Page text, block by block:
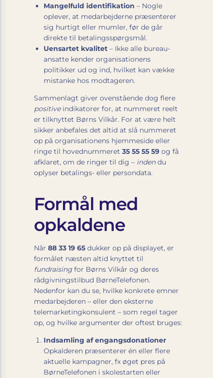
Mangelfuld identifikation – Nogle
oplever, at medarbejderne præsenterer
sig hurtigt eller mumler, før de går
direkte til betalingsspørgsmål.
Uensartet kvalitet – Ikke alle bureau-
ansatte kender organisationens
politikker ud og ind, hvilket kan vække
mistanke hos modtageren.
Sammenlagt giver ovenstående dog flere
positiveindikatorer for, at nummeret reelt
er tilknyttet Børns Vilkår. For at være helt
sikker anbefales det altid at slå nummeret
op på organisationens hjemmeside eller
ringe til hovednummeret 35 55 55 59 og få
afklaret, om de ringer til dig – indendu
oplyser betalings- eller persondata.
Formål med
opkaldene
Når 88 33 19 65 dukker op på displayet, er
formålet næsten altid knyttet til
fundraising for Børns Vilkår og deres
rådgivningstilbud BørneTelefonen.
Nedenfor kan du se, hvilke konkrete emner
medarbejderen – eller den eksterne
telemarketingkonsulent – som regel tager
op, og hvilke argumenter der oftest bruges:
Indsamling af engangsdonationer
Opkalderen præsenterer én eller flere
aktuelle kampagner, fx øget pres på
BørneTelefonen i skolestarten eller